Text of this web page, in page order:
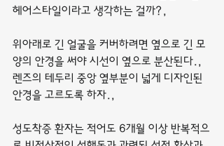
헤어스타일이라고 생각하는 걸까?,
위아래로 긴 얼굴을 커버하려면 옆으로 긴 모
양의 안경을 써야 시선이 옆으로 분산된다.,
렌즈의 테두리 중앙 옆부분이 넓게 디자인된
안경을 고르도록 하자.,
성도착증 환자는 적어도 6개월 이상 반복적으